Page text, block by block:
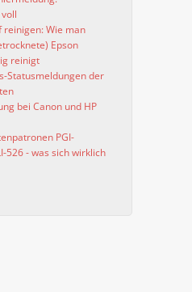
reinigen: Wie man
Epson
reinigt
Statusmeldungen der
bei Canon und HP
PGI-
526 - was sich wirklich